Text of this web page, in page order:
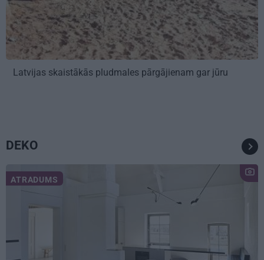
Latvijas skaistākās pludmales pārgājienam gar jūru
DEKO
ATRADUMS